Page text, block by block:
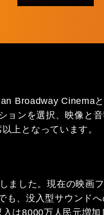
Broadway Cinema
ンを選択、映像と
上となっています。
した。現在の映画
、没入型サウンド
は8000万人民元増